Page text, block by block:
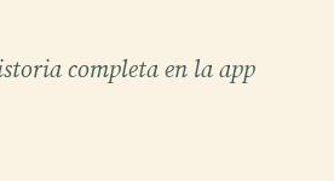
completa en la app